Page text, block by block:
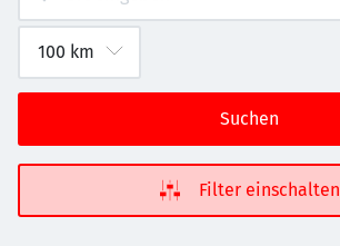
Suchen
Filter einschalten